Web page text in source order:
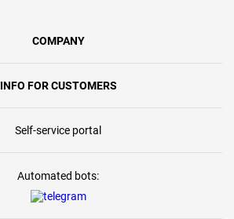
COMPANY
INFO FOR CUSTOMERS
Self-service portal
Automated bots: